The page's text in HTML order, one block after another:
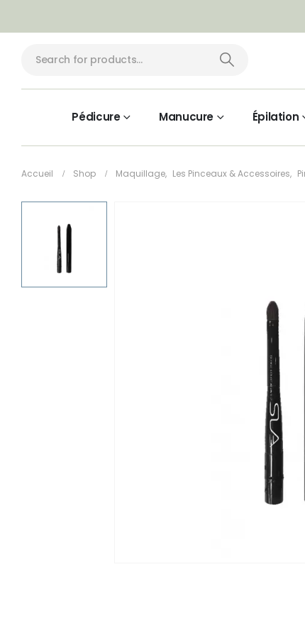
Pédicure Manucure Épilation
Accueil Shop Maquillage, Les Pinceaux & Accessoires,